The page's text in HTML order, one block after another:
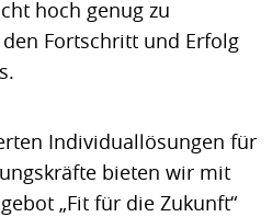
hoch genug zu
Fortschritt und Erfolg
Individuallösungen für
bieten wir mit
„Fit für die Zukunft“